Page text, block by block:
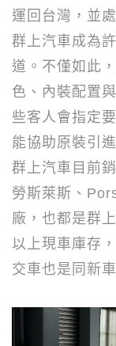
運回台灣，並
群上汽車成為
道。不僅如此
色、內裝配置
些客人會指定
能協助原裝引
群上汽車目前
勞斯萊斯、
廠，也都是群
以上現車庫存
交車也是同新